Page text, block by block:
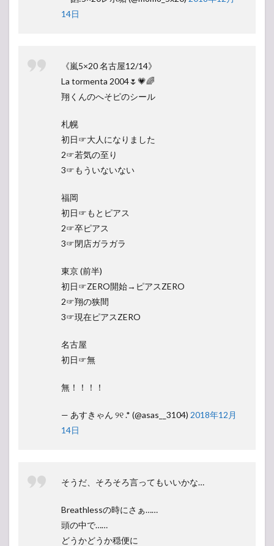
14日
《嵐5×20 名古屋12/14》
La tormenta 2004🌷💗🌈
翔くんのへそピのシール
札幌
初日☞大人になりました
2☞若気の至り
3☞もういないない
福岡
初日☞もとピアス
2☞卒ピアス
3☞閉店ガラガラ
東京 (前半)
初日☞ZERO開始→ピアスZERO
2☞翔の狭間
3☞現在ピアスZERO
名古屋
初日☞無
無！！！！
— あすきゃん ୨୧ .* (@asas__3104) 2018年12月
14日
そうだ、そろそろ言ってもいいかな…
Breathlessの時にさぁ……
頭の中で……
どうかどうか穏便に